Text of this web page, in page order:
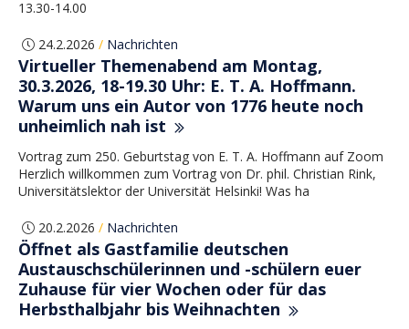
13.30-14.00
24.2.2026/ Nachrichten
Virtueller Themenabend am Montag,
30.3.2026, 18-19.30 Uhr: E. T. A. Hoffmann.
Warum uns ein Autor von 1776 heute noch
unheimlich nah ist
Vortrag zum 250. Geburtstag von E. T. A. Hoffmann auf Zoom
Herzlich willkommen zum Vortrag von Dr. phil. Christian Rink,
Universitätslektor der Universität Helsinki! Was ha
20.2.2026/ Nachrichten
Öffnet als Gastfamilie deutschen
Austauschschülerinnen und -schülern euer
Zuhause für vier Wochen oder für das
Herbsthalbjahr bis Weihnachten